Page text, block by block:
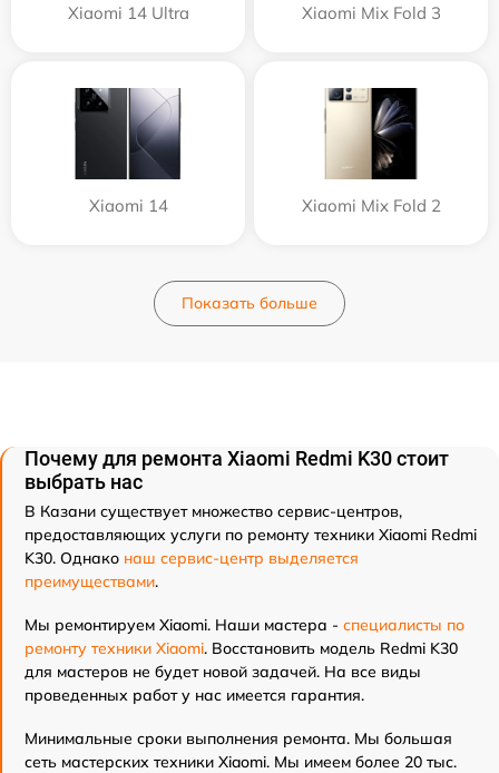
Xiaomi 14 Ultra Xiaomi Mix Fold 3
Xiaomi 14 Xiaomi Mix Fold 2
Показать больше
Почему для ремонта Xiaomi Redmi K30 стоит
выбрать нас
В Казани существует множество сервис-центров,
предоставляющих услуги по ремонту техники Xiaomi Redmi
K30. Однако наш сервис-центр выделяется
преимуществами.
Мы ремонтируем Xiaomi. Наши мастера - специалисты по
ремонту техники Xiaomi. Восстановить модель Redmi K30
для мастеров не будет новой задачей. На все виды
проведенных работ у нас имеется гарантия.
Минимальные сроки выполнения ремонта. Мы большая
сеть мастерских техники Xiaomi. Мы имеем более 20 тыс.